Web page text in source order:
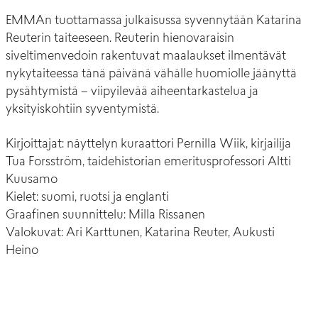
EMMAn tuottamassa julkaisussa syvennytään Katarina
Reuterin taiteeseen. Reuterin hienovaraisin
siveltimenvedoin rakentuvat maalaukset ilmentävät
nykytaiteessa tänä päivänä vähälle huomiolle jäänyttä
pysähtymistä – viipyilevää aiheentarkastelua ja
yksityiskohtiin syventymistä.
Kirjoittajat: näyttelyn kuraattori Pernilla Wiik, kirjailija
Tua Forsström, taidehistorian emeritusprofessori Altti
Kuusamo
Kielet: suomi, ruotsi ja englanti
Graafinen suunnittelu: Milla Rissanen
Valokuvat: Ari Karttunen, Katarina Reuter, Aukusti
Heino